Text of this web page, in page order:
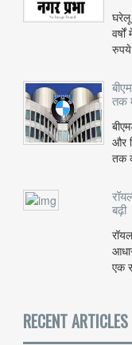
घरेलू
तक
और
तक
बढ़ी
एक
RECENT ARTICLES